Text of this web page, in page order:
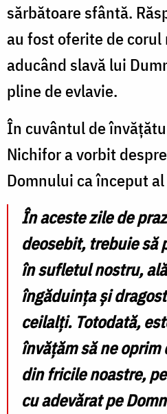
sărbătoare sfântă.
au fost oferite de
aducând slavă lui
pline de evlavie.
În cuvântul de
Nichifor a vorbit
Domnului ca început
În aceste zile de
deosebit, trebuie să
în sufletul nostru,
îngăduința și
ceilalți. Totodată,
învățăm să ne
din fricile noastre,
cu adevărat pe